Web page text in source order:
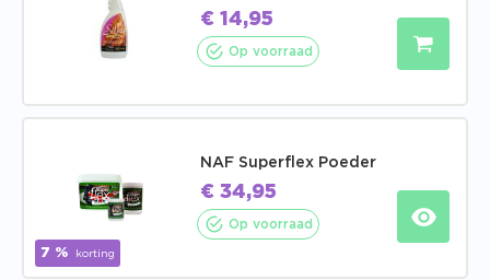
€ 14,95
Op voorraad
7 % korting
NAF Superflex Poeder
€ 34,95
Op voorraad